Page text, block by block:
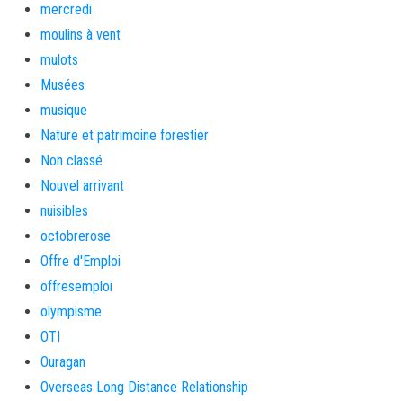
mercredi
moulins à vent
mulots
Musées
musique
Nature et patrimoine forestier
Non classé
Nouvel arrivant
nuisibles
octobrerose
Offre d'Emploi
offresemploi
olympisme
OTI
Ouragan
Overseas Long Distance Relationship